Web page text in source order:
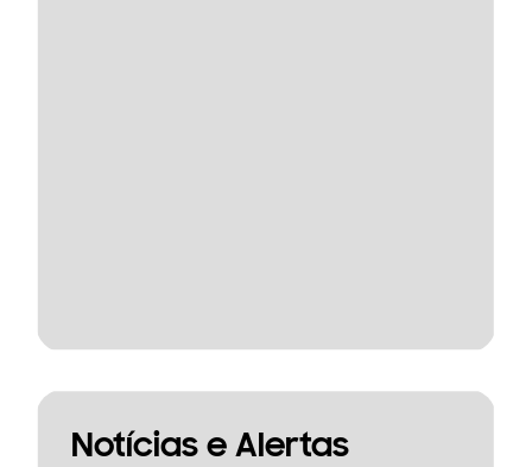
Notícias e Alertas